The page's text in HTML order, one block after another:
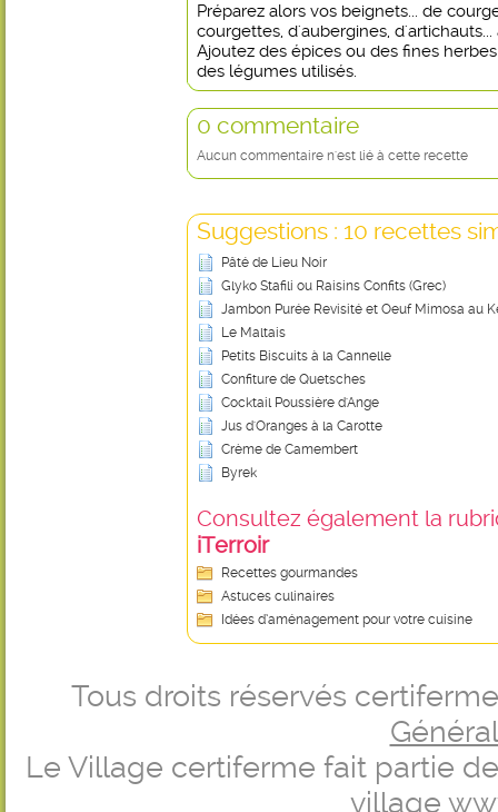
Préparez alors vos beignets... de
courgettes, d'aubergines,
Ajoutez des épices ou des fines
des légumes utilisés.
0 commentaire
Aucun commentaire n'est lié à cette recette
Suggestions : 10 recettes
Pâté de Lieu Noir
Glyko Stafili ou Raisins Confits (Grec)
Jambon Purée Revisité et Oeuf Mimosa au
Le Maltais
Petits Biscuits à la Cannelle
Confiture de Quetsches
Cocktail Poussière d'Ange
Jus d'Oranges à la Carotte
Crème de Camembert
Byrek
Consultez également la
iTerroir
Recettes gourmandes
Astuces culinaires
Idées d’aménagement pour votre cuisine
Tous droits réservés
Le Village certiferme fait partie
village